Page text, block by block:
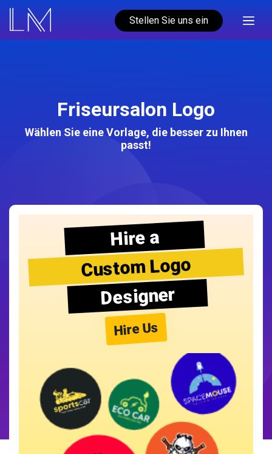
Stellen Sie uns ein
Friseursalon Logo
Wählen Sie eine Vorlage, die besser zu Ihnen
passt!
Hire a
Custom Logo
Designer
Hire Us